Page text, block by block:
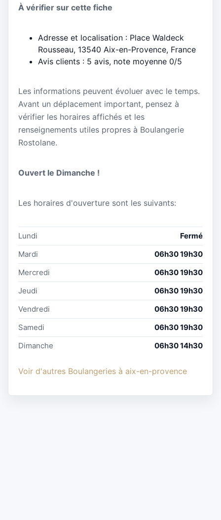
À vérifier sur cette fiche
Adresse et localisation : Place Waldeck
Rousseau, 13540 Aix-en-Provence, France
Avis clients : 5 avis, note moyenne 0/5
Les informations peuvent évoluer avec le temps.
Avant un déplacement important, pensez à
vérifier les horaires affichés et les
renseignements utiles propres à Boulangerie
Rostolane.
Ouvert le Dimanche !
Les horaires d'ouverture sont les suivants:
Lundi
Fermé
Mardi
06h30 19h30
Mercredi
06h30 19h30
Jeudi
06h30 19h30
Vendredi
06h30 19h30
Samedi
06h30 19h30
Dimanche
06h30 14h30
Voir d'autres Boulangeries à aix-en-provence